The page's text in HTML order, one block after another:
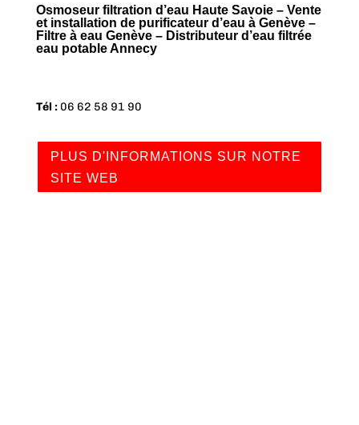
Osmoseur filtration d’eau Haute Savoie – Vente
et installation de purificateur d’eau à Genève –
Filtre à eau Genève – Distributeur d’eau filtrée
eau potable Annecy
Tél :06 62 58 91 90
PLUS D'INFORMATIONS SUR NOTRE
SITE WEB